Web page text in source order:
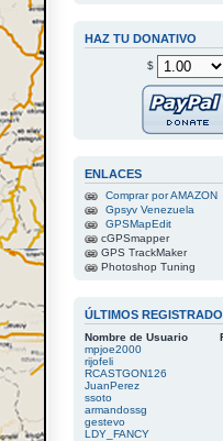
HAZ TU DONATIVO
$
ENLACES
Comprar por AMAZON
Gpsyv Venezuela
GPSMapEdit
cGPSmapper
GPS TrackMaker
Photoshop Tuning
ÚLTIMOS
Nombre de Usuario
mpjoe2000
rijofeli
RCASTGON126
JuanPerez
ssoto
armandossg
gestevo
LDY_FANCY